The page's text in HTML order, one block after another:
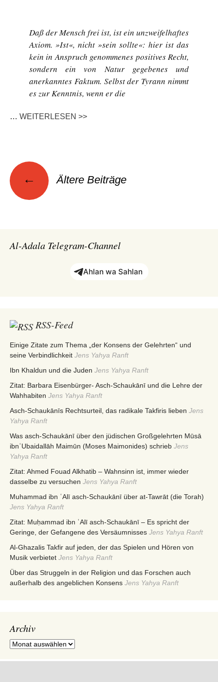
Daß der Mensch frei ist, ist ein unzweifelhaftes
Axiom. »Ist«, nicht »sein sollte«: hier ist das
kein in Anspruch genommenes positives Recht,
sondern ein von Natur gegebenes und
anerkanntes Faktum. Selbst der Tyrann nimmt
es zur Kenntnis, wenn er die
… WEITERLESEN >>
Beitragsnavigation
← Ältere Beiträge
Al-Adala Telegram-Channel
Ahlan wa Sahlan
RSS-Feed
Einige Zitate zum Thema „der Konsens der Gelehrten“ und
seine Verbindlichkeit Jens Yahya Ranft
Ibn Khaldun und die Juden Jens Yahya Ranft
Zitat: Barbara Eisenbürger- Asch-Schaukānī und die Lehre der
Wahhabiten Jens Yahya Ranft
Asch-Schaukānīs Rechtsurteil, das radikale Takfiris lieben Jens
Yahya Ranft
Was asch-Schaukānī über den jüdischen Großgelehrten Mūsā
ibnʿUbaidallāh Maimūn (Moses Maimonides) schrieb Jens
Yahya Ranft
Zitat: Ahmed Fouad Alkhatib – Wahnsinn ist, immer wieder
dasselbe zu versuchen Jens Yahya Ranft
Muhammad ibn ʿAlī asch-Schaukānī über at-Tawrāt (die Torah)
Jens Yahya Ranft
Zitat: Muḥammad ibn ʿAlī asch-Schaukānī – Es spricht der
Geringe, der Gefangene des Versäumnisses Jens Yahya Ranft
Al-Ghazalis Takfir auf jeden, der das Spielen und Hören von
Musik verbietet Jens Yahya Ranft
Über das Struggeln in der Religion und das Forschen auch
außerhalb des angeblichen Konsens Jens Yahya Ranft
Archiv
Archiv